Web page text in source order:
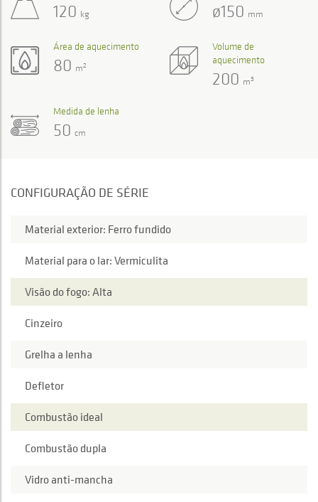
Volume de
aquecimento
200 m3
Área de aquecimento
80 m2
120 kg ø150 mm
Medida de lenha
50 cm
CONFIGURAÇÃO DE SÉRIE
Material exterior: Ferro fundido
Material para o lar: Vermiculita
Visão do fogo: Alta
Cinzeiro
Grelha a lenha
Defletor
Combustão ideal
Combustão dupla
Vidro anti-mancha